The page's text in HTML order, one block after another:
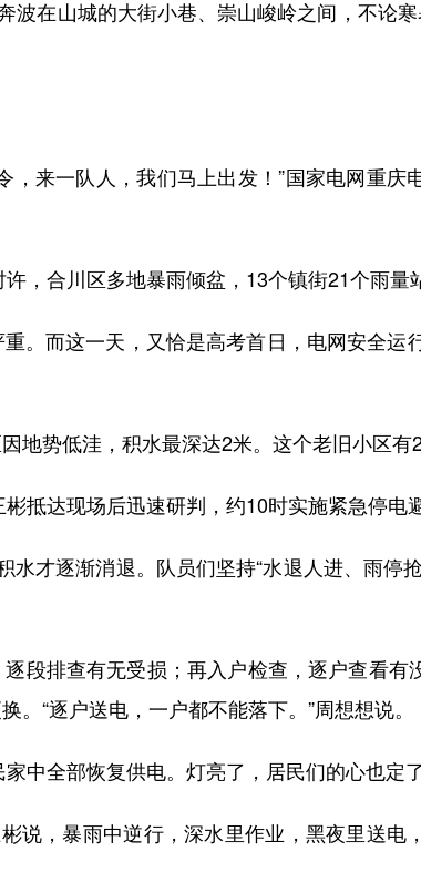
波在山城的大街小巷、崇山峻岭之间，不论
来一队人，我们马上出发！”国家电网重庆
合川区多地暴雨倾盆，13个镇街21个雨量
而这一天，又恰是高考首日，电网安全运
势低洼，积水最深达2米。这个老旧小区有
达现场后迅速研判，约10时实施紧急停电避
才逐渐消退。队员们坚持“水退人进、雨停
排查有无受损；再入户检查，逐户查看有
“逐户送电，一户都不能落下。”周想想说。
全部恢复供电。灯亮了，居民们的心也定了
，暴雨中逆行，深水里作业，黑夜里送电